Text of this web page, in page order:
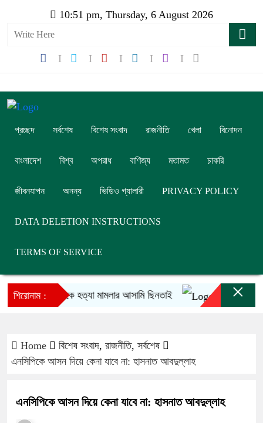
10:51 pm, Thursday, 6 August 2026
প্রচ্ছদ সর্বশেষ বিশেষ সংবাদ রাজনীতি খেলা বিনোদন
বাংলাদেশ বিশ্ব অপরাধ বাণিজ্য মতামত চাকরি
জীবনযাপন অনন্য ভিডিও গ্যালারী PRIVACY POLICY
DATA DELETION INSTRUCTIONS
TERMS OF SERVICE
শিরোনাম :
গাড়ি থেকে হত্যা মামলার আসামি ছিনতাই দ্রব্যমূল্য ×
Home বিশেষ সংবাদ, রাজনীতি, সর্বশেষ
এনসিপিকে আসন দিয়ে কেনা যাবে না: হাসনাত আবদুল্লাহ
এনসিপিকে আসন দিয়ে কেনা যাবে না: হাসনাত আবদুল্লাহ